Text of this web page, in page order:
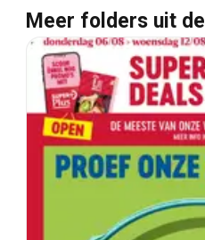
Meer folders uit